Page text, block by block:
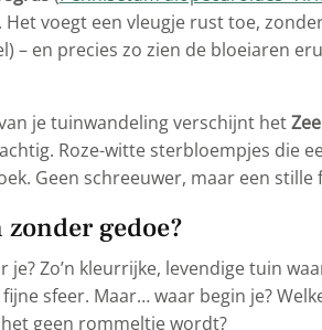
voegt een vleugje rust toe,
– en precies zo zien de bloeiaren
je tuinwandeling verschijnt het
Roze-witte sterbloempjes die
Geen schreeuwer, maar een stille
gedoe?
je? Zo’n kleurrijke, levendige tuin
sfeer. Maar… waar begin je?
geen rommeltje wordt?